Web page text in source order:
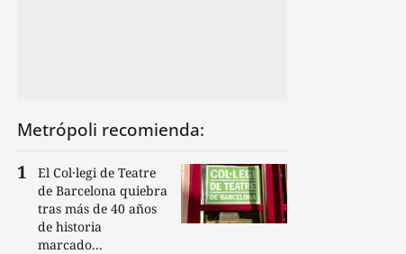
Metrópoli recomienda:
El Col·legi de Teatre
de Barcelona quiebra
tras más de 40 años
de historia
marcado...